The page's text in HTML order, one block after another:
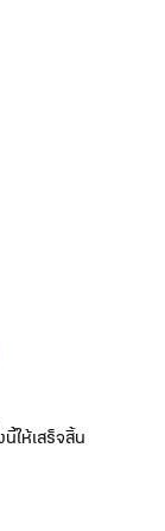
ให้เสร็จสิ้น